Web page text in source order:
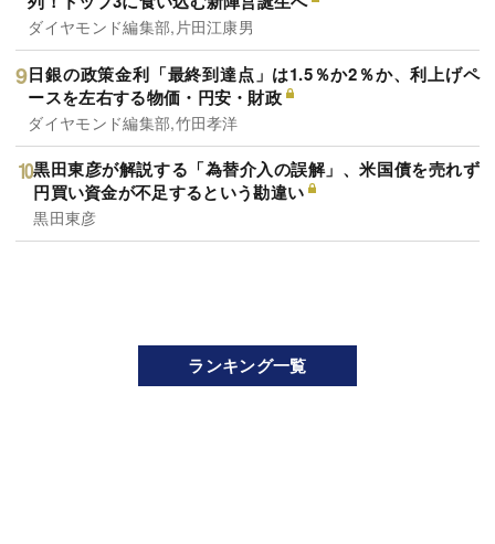
ダイヤモンド編集部,片田江康男
日銀の政策金利「最終到達点」は1.5％か2％か、利上げペ
ースを左右する物価・円安・財政
ダイヤモンド編集部,竹田孝洋
黒田東彦が解説する「為替介入の誤解」、米国債を売れず
円買い資金が不足するという勘違い
黒田東彦
ランキング一覧